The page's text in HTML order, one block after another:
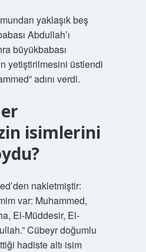
yaklaşık beş
Abdullah’ı
büyükbabası
yetiştirilmesini üstlendi
adını verdi.
isimlerini
nakletmiştir:
var: Muhammed,
El-Müddesir, El-
Cübeyr doğumlu
hadiste altı isim